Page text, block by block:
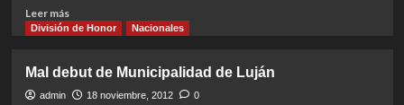
Leer másRead
more
victorias
mendocinas
División de Honor Nacionales
Mal debut de Municipalidad de Luján
admin 18 noviembre, 2012 0